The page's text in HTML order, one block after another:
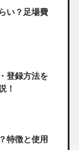
い？足場費
登録方法を
！
特徴と使用